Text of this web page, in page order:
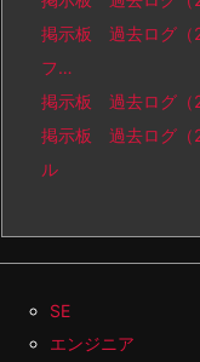
掲示板 過去ログ（
フ…
掲示板 過去ログ（
掲示板 過去ログ（
ル
SE
エンジニア